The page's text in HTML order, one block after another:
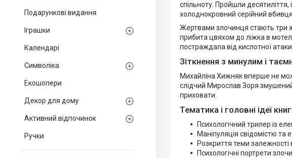
Подарункові видання
Іграшки
Календарі
Символіка
Екошопери
Декор для дому
Активний відпочинок
Ручки
спільноту. Пройшли
холоднокровний серійний вбивця.
Жертвами злочинця стають три
прибита цвяхом до ліжка в
постраждала від кислотної атаки.
Зіткнення з минулим і
Михайліна Хижняк вперше не
слідчий Мирослав Зоря
приховати.
Тематика і головні ідеї
Психологічний трилер із
Маніпуляція свідомістю
Розкриття теми залежності
Психологічні портрети